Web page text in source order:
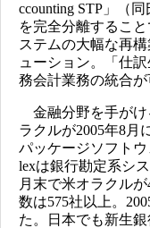
ccounting STP」（
を完全分離するこ
ステムの大幅な再
ューション。「仕
務会計業務の統合が
金融分野を手がけ
ラクルが2005年8月
パッケージソフト
lexは銀行勘定系シ
月末で米オラクル
数は575社以上。
た。日本でも新生